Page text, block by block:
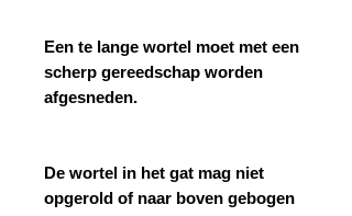
Een te lange wortel moet met een
scherp gereedschap worden
afgesneden.
De wortel in het gat mag niet
opgerold of naar boven gebogen